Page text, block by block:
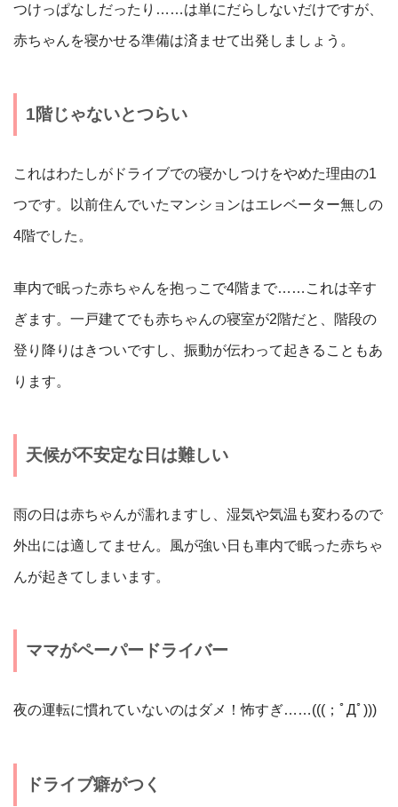
つけっぱなしだったり……は単にだらしないだけですが、
赤ちゃんを寝かせる準備は済ませて出発しましょう。
1階じゃないとつらい
これはわたしがドライブでの寝かしつけをやめた理由の1
つです。以前住んでいたマンションはエレベーター無しの
4階でした。
車内で眠った赤ちゃんを抱っこで4階まで……これは辛す
ぎます。一戸建てでも赤ちゃんの寝室が2階だと、階段の
登り降りはきついですし、振動が伝わって起きることもあ
ります。
天候が不安定な日は難しい
雨の日は赤ちゃんが濡れますし、湿気や気温も変わるので
外出には適してません。風が強い日も車内で眠った赤ちゃ
んが起きてしまいます。
ママがペーパードライバー
夜の運転に慣れていないのはダメ！怖すぎ……(((；ﾟДﾟ)))
ドライブ癖がつく